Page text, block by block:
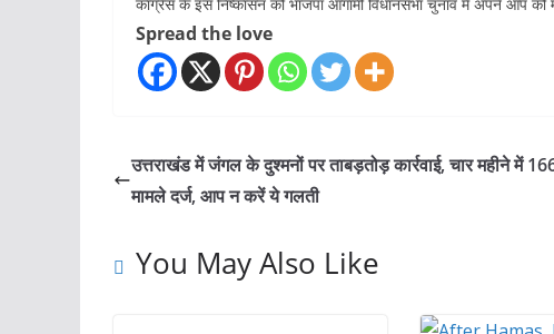
Spread the love
उत्तराखंड में जंगल के दुश्मनों पर ताबड़तोड़ कार्रवाई, चार महीने में
मामले दर्ज, आप न करें ये गलती
You May Also Like